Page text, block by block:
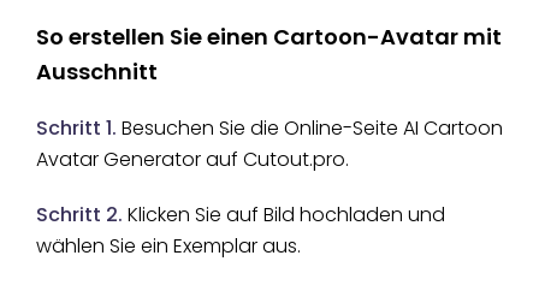
So erstellen Sie einen Cartoon-Avatar mit
Ausschnitt
Schritt 1. Besuchen Sie die Online-Seite AI Cartoon
Avatar Generator auf Cutout.pro.
Schritt 2. Klicken Sie auf Bild hochladen und
wählen Sie ein Exemplar aus.